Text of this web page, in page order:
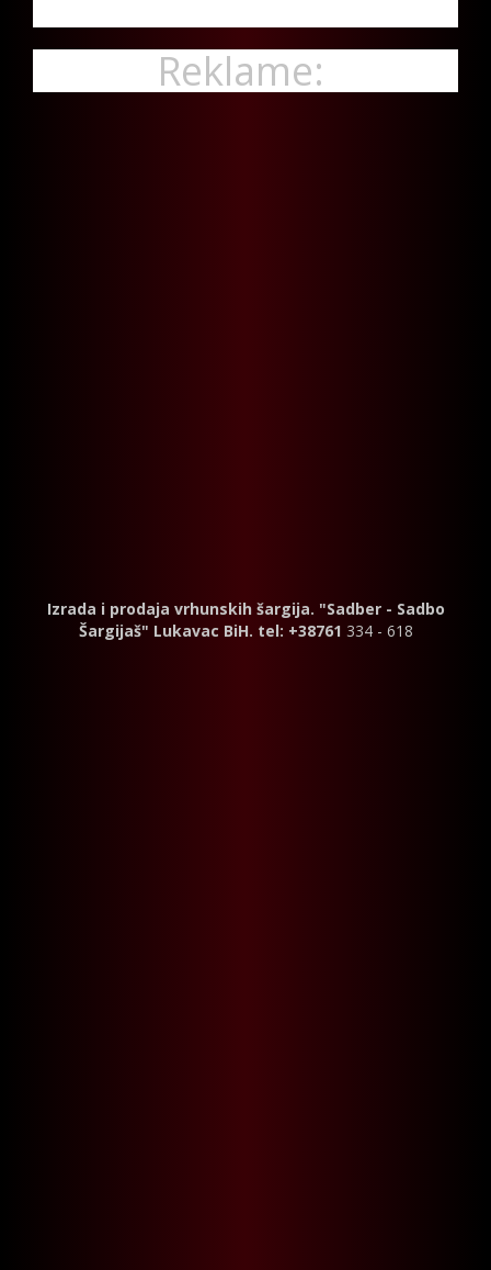
Reklame:
Izrada i prodaja vrhunskih šargija. "Sadber - Sadbo
Šargijaš" Lukavac BiH. tel: +38761 334 - 618